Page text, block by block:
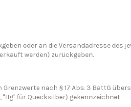
oder an die Versandadresse des
werden) zurückgeben.
nach § 17 Abs. 3 BattG
für Quecksilber) gekennzeichnet.